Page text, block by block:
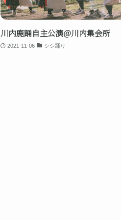
川内鹿踊自主公演＠川内集会所
2021-11-06 シシ踊り